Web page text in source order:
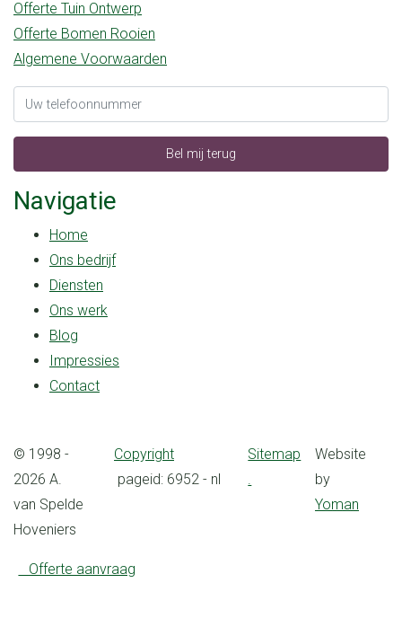
Offerte Tuin Ontwerp
Offerte Bomen Rooien
Algemene Voorwaarden
Bel mij terug
Navigatie
Home
Ons bedrijf
Diensten
Ons werk
Blog
Impressies
Contact
© 1998 -
2026 A.
van Spelde
Hoveniers
Copyright
pageid: 6952 - nl
Sitemap
.
Website
by
Yoman
Offerte aanvraag